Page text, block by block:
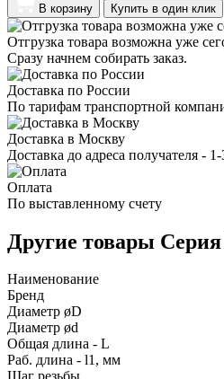
В корзину Купить в один клик
Отгрузка товара возможна уже
Сразу начнем собирать заказ.
Доставка по России
По тарифам транспортной
Доставка в Москву
Доставка до адреса получателя -
Оплата
По выставленному счету
Другие товары
Наименование
Бренд
Диаметр øD
Диаметр ød
Общая длина - L
Раб. длина - l1, мм